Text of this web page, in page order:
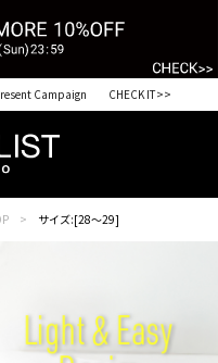
Present Campaign CHECK IT>>
サイズ:[28～29]